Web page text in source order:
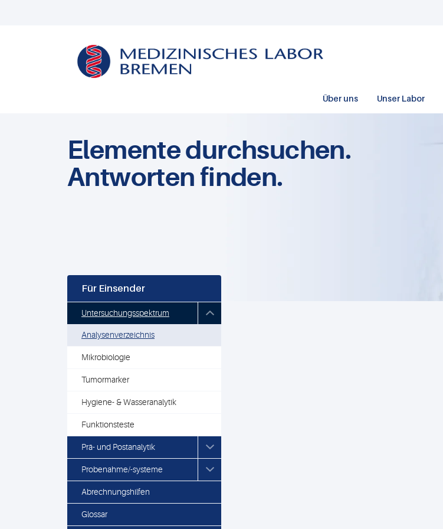
Über uns Unser Labor
Elemente durchsuchen.
Antworten finden.
Für Einsender
Untersuchungsspektrum
Analysenverzeichnis
Mikrobiologie
Tumormarker
Hygiene- & Wasseranalytik
Funktionsteste
Prä- und Postanalytik
Probenahme/-systeme
Abrechnungshilfen
Glossar